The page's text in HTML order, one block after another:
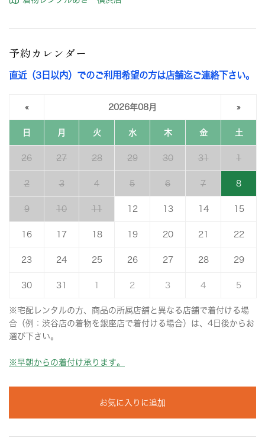
予約カレンダー
直近（3日以内）でのご利用希望の方は店舗迄ご連絡下さい。
« 2026年08月 »
日 月 火 水 木 金 土
26 27 28 29 30 31 1
2 3 4 5 6 7 8
9 10 11 12 13 14 15
16 17 18 19 20 21 22
23 24 25 26 27 28 29
30 31 2 3 4 5
※宅配レンタルの方、商品の所属店舗と異なる店舗で着付ける場
合（例：渋谷店の着物を銀座店で着付ける場合）は、4日後からお
選び下さい。
※早朝からの着付け承ります。
お気に入りに追加